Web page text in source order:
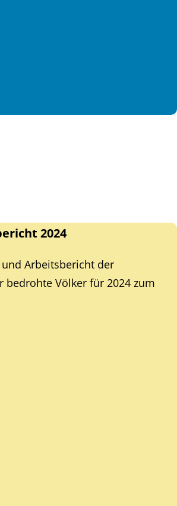
2024
und Arbeitsbericht der
bedrohte Völker für 2024 zum